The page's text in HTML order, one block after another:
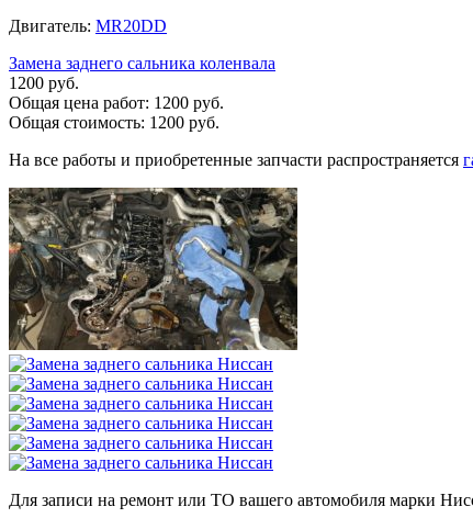
Двигатель: MR20DD
Замена заднего сальника коленвала
1200 руб.
Общая цена работ: 1200 руб.
Общая стоимость: 1200 руб.
На все работы и приобретенные запчасти распространяется
Для записи на ремонт или ТО вашего автомобиля марки